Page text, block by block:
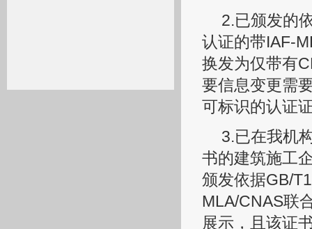
2.已颁发的
认证的带IAF-
换发为仅带有
要信息变更需
可标识的认证
3.已在我机
书的建筑施工
颁发依据GB/
MLA/CNAS联
展示，且该证